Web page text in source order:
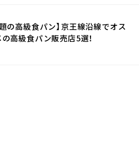
題の高級食パン】京王線沿線でオス
高級食パン販売店5選！